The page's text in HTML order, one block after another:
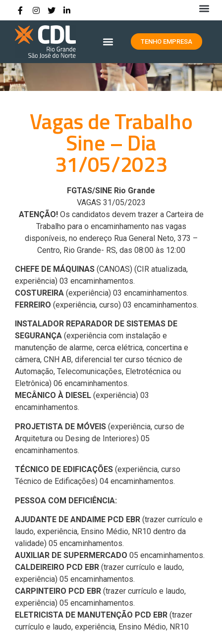
TENHO EMPRESA
Vagas de Trabalho
Sine – Dia
31/05/2023
FGTAS/SINE Rio Grande
VAGAS 31/05/2023
ATENÇÃO!Os candidatos devem trazer a Carteira de
Trabalho para o encaminhamento nas vagas
disponíveis, no endereço Rua General Neto, 373 –
Centro, Rio Grande- RS, das 08:00 às 12:00
CHEFE DE MÁQUINAS (CANOAS) (CIR atualizada,
experiência) 03 encaminhamentos.
COSTUREIRA (experiência) 03 encaminhamentos.
FERREIRO (experiência, curso) 03 encaminhamentos.
INSTALADOR REPARADOR DE SISTEMAS DE
SEGURANÇA (experiência com instalação e
manutenção de alarme, cerca elétrica, concertina e
câmera, CNH AB, diferencial ter curso técnico de
Automação, Telecomunicações, Eletrotécnica ou
Eletrônica) 06 encaminhamentos.
MECÂNICO À DIESEL (experiência) 03
encaminhamentos.
PROJETISTA DE MÓVEIS (experiência, curso de
Arquitetura ou Desing de Interiores) 05
encaminhamentos.
TÉCNICO DE EDIFICAÇÕES (experiência, curso
Técnico de Edificações) 04 encaminhamentos.
PESSOA COM DEFICIÊNCIA:
AJUDANTE DE ANDAIME PCD EBR (trazer currículo e
laudo, experiência, Ensino Médio, NR10 dentro da
validade) 05 encaminhamentos.
AUXILIAR DE SUPERMERCADO 05 encaminhamentos.
CALDEIREIRO PCD EBR (trazer currículo e laudo,
experiência) 05 encaminhamentos.
CARPINTEIRO PCD EBR (trazer currículo e laudo,
experiência) 05 encaminhamentos.
ELETRICISTA DE MANUTENÇÃO PCD EBR (trazer
currículo e laudo, experiência, Ensino Médio, NR10